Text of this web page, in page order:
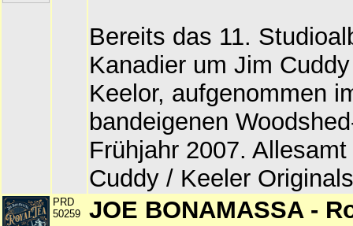
Bereits das 11.
Kanadier um Jim
Keelor, aufgenommen
bandeigenen
Frühjahr 2007.
Cuddy / Keeler
PRD
50259
JOE BONAMASSA -